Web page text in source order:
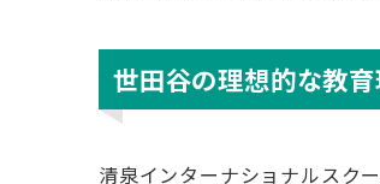
世田谷の理想的な教
清泉インターナショナルスク